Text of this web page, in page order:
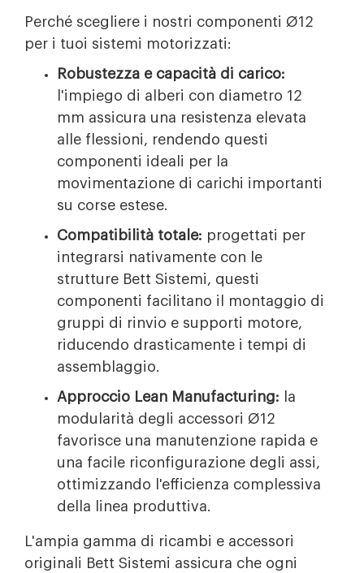
Perché scegliere i nostri componenti Ø12
per i tuoi sistemi motorizzati:
Robustezza e capacità di carico:
l'impiego di alberi con diametro 12
mm assicura una resistenza elevata
alle flessioni, rendendo questi
componenti ideali per la
movimentazione di carichi importanti
su corse estese.
Compatibilità totale: progettati per
integrarsi nativamente con le
strutture Bett Sistemi, questi
componenti facilitano il montaggio di
gruppi di rinvio e supporti motore,
riducendo drasticamente i tempi di
assemblaggio.
Approccio Lean Manufacturing: la
modularità degli accessori Ø12
favorisce una manutenzione rapida e
una facile riconfigurazione degli assi,
ottimizzando l'efficienza complessiva
della linea produttiva.
L'ampia gamma di ricambi e accessori
originali Bett Sistemi assicura che ogni